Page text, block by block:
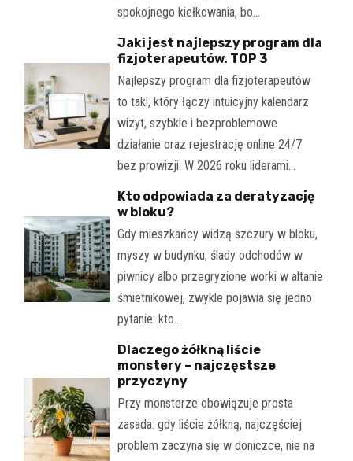
spokojnego kiełkowania, bo…
Jaki jest najlepszy program dla
fizjoterapeutów. TOP 3
Najlepszy program dla fizjoterapeutów
to taki, który łączy intuicyjny kalendarz
wizyt, szybkie i bezproblemowe
działanie oraz rejestrację online 24/7
bez prowizji. W 2026 roku liderami…
Kto odpowiada za deratyzację
w bloku?
Gdy mieszkańcy widzą szczury w bloku,
myszy w budynku, ślady odchodów w
piwnicy albo przegryzione worki w altanie
śmietnikowej, zwykle pojawia się jedno
pytanie: kto…
Dlaczego żółkną liście
monstery – najczęstsze
przyczyny
Przy monsterze obowiązuje prosta
zasada: gdy liście żółkną, najczęściej
problem zaczyna się w doniczce, nie na